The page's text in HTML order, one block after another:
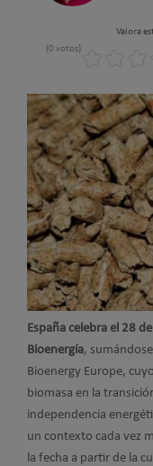
Valora
(0 votos)
España celebra el 28
Bioenergía,
Bioenergy Europe,
biomasa en la
independencia
un contexto cada vez
la fecha a partir de la